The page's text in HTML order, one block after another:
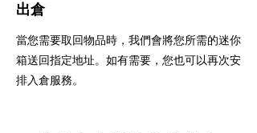
出倉
當您需要取回物品時，我們會將您所需的迷你
箱送回指定地址。如有需要，您也可以再次安
排入倉服務。